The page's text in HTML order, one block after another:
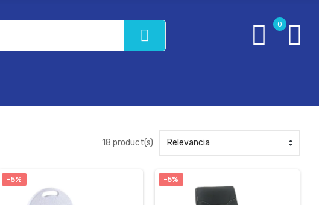
0
18 product(s)
-5% -5%